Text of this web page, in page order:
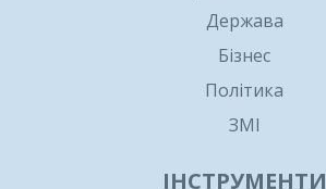
Держава
Бізнес
Політика
ЗМІ
ІНСТРУМЕНТИ